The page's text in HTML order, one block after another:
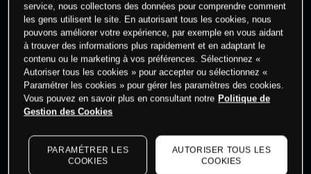
Commencez à trader
Les prix sont indicatifs.Connectez-vous pour voir les
dernières données du marché.
service, nous collectons des données pour comprendre comment
les gens utilisent le site. En autorisant tous les cookies, nous
pouvons améliorer votre expérience, par exemple en vous aidant
à trouver des informations plus rapidement et en adaptant le
contenu ou le marketing à vos préférences. Sélectionnez «
Autoriser tous les cookies » pour accepter ou sélectionnez «
Paramétrer les cookies » pour gérer les paramètres des cookies.
Vous pouvez en savoir plus en consultant notre Politique de
Gestion des Cookies
PARAMÉTRER LES
COOKIES
AUTORISER TOUS LES
COOKIES